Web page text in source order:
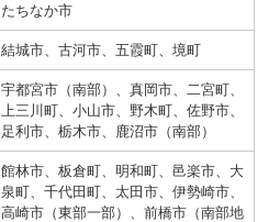
たちなか市
結城市、古河市、五霞町、境町
宇都宮市（南部）、真岡市、二宮町、
上三川町、小山市、野木町、佐野市、
足利市、栃木市、鹿沼市（南部）
館林市、板倉町、明和町、邑楽市、大
泉町、千代田町、太田市、伊勢崎市、
高崎市（東部一部）、前橋市（南部地